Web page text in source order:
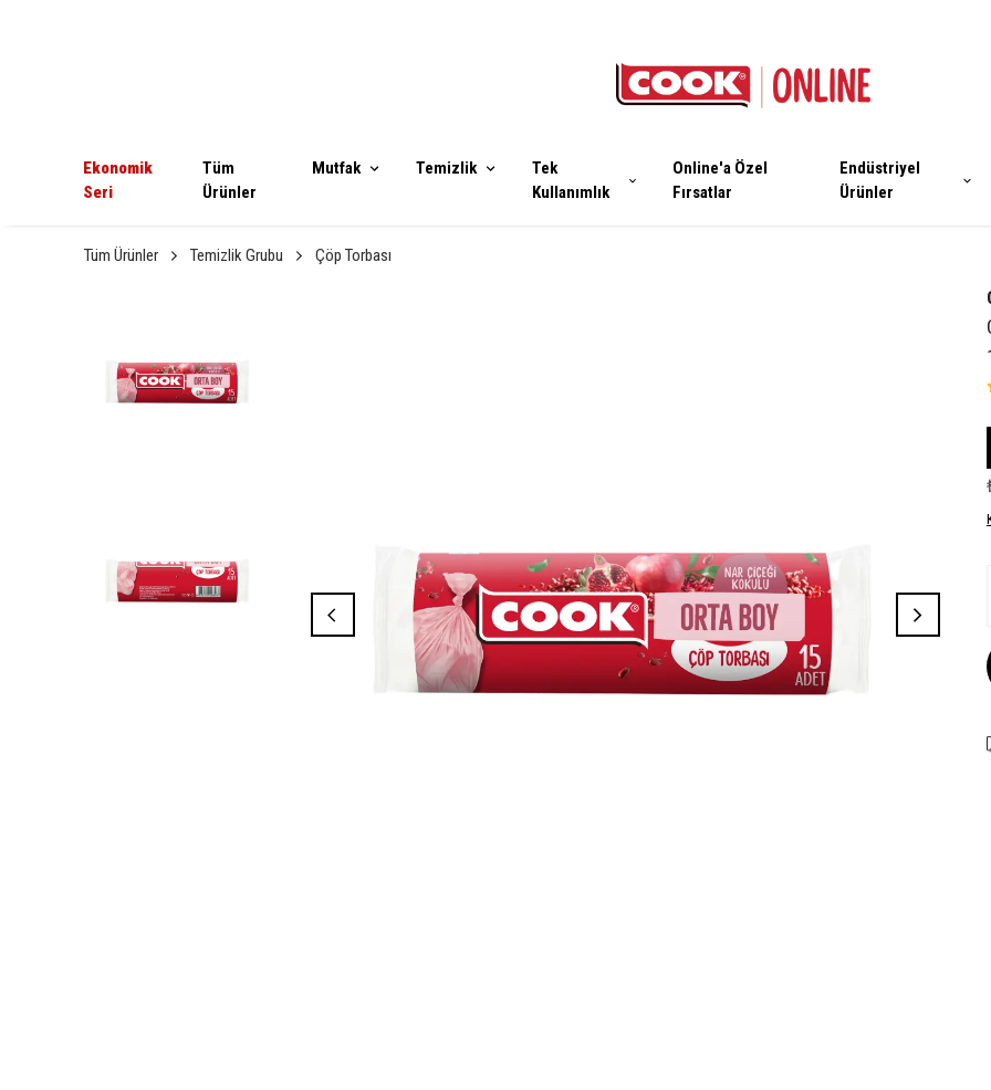
Ekonomik
Seri
Tüm
Ürünler
Mutfak Temizlik
Tek
Kullanımlık
Online'a Özel
Fırsatlar
Endüstriyel
Ürünler
Tüm Ürünler Temizlik Grubu Çöp Torbası